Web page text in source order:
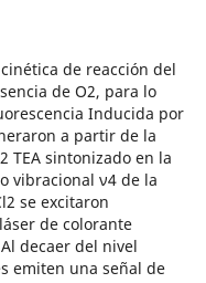
de reacción del
de O2, para lo
Inducida por
a partir de la
TEA sintonizado en la
vibracional ν4 de la
se excitaron
de colorante
decaer del nivel
emiten una señal de